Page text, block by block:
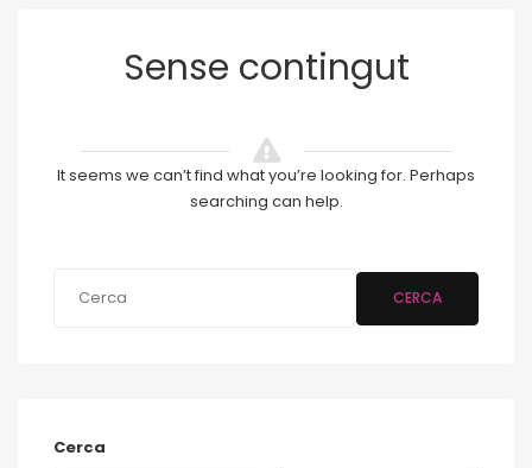
Sense contingut
It seems we can’t find what you’re looking for. Perhaps
searching can help.
CERCA
Cerca